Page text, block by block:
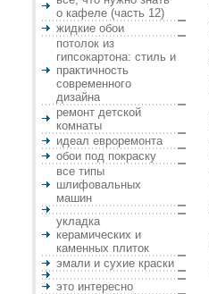
о кафеле (часть 12)
жидкие обои
потолок из
гипсокартона: стиль и
практичность
современного
дизайна
ремонт детской
комнаты
идеал евроремонта
обои под покраску
все типы
шлифовальных
машин
укладка
керамических и
каменных плиток
эмали и сухие краски
это интересно